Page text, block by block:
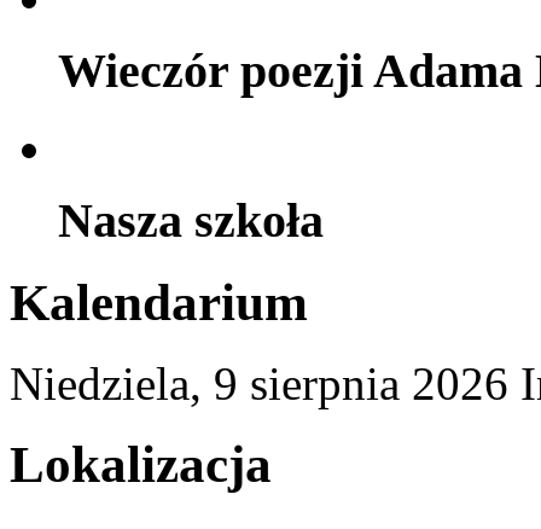
Wieczór poezji
Nasza szkoła
Kalendarium
Niedziela, 9 sierpnia 2026
Lokalizacja